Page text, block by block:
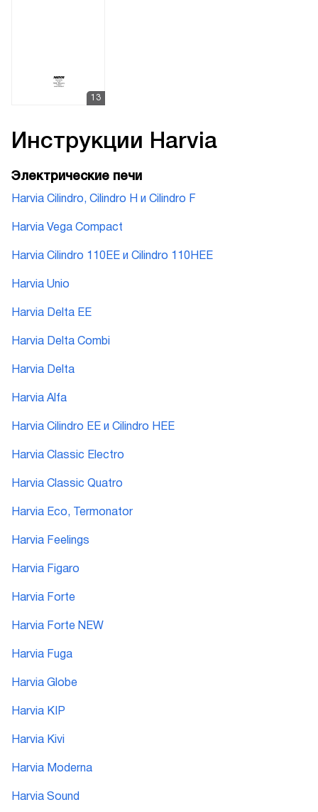
Инструкции Harvia
Электрические печи
Harvia Cilindro, Cilindro H и Cilindro F
Harvia Vega Compact
Harvia Cilindro 110EE и Cilindro 110HEE
Harvia Unio
Harvia Delta EE
Harvia Delta Combi
Harvia Delta
Harvia Alfa
Harvia Cilindro EE и Cilindro HEE
Harvia Classic Electro
Harvia Classic Quatro
Harvia Eco, Termonator
Harvia Feelings
Harvia Figaro
Harvia Forte
Harvia Forte NEW
Harvia Fuga
Harvia Globe
Harvia KIP
Harvia Kivi
Harvia Moderna
Harvia Sound